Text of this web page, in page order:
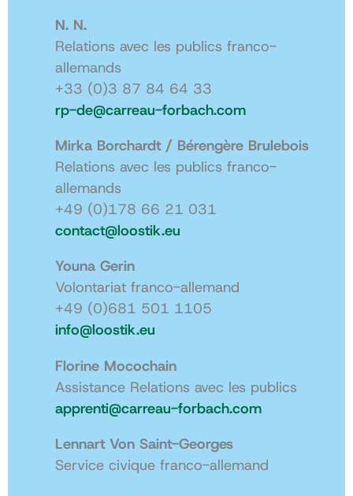
N. N.
Relations avec les publics franco-
allemands
+33 (0)3 87 84 64 33
rp-de@carreau-forbach.com
Mirka Borchardt / Bérengère Brulebois
Relations avec les publics franco-
allemands
+49 (0)178 66 21 031
contact@loostik.eu
Youna Gerin
Volontariat franco-allemand
+49 (0)681 501 1105
info@loostik.eu
Florine Mocochain
Assistance Relations avec les publics
apprenti@carreau-forbach.com
Lennart Von Saint-Georges
Service civique franco-allemand